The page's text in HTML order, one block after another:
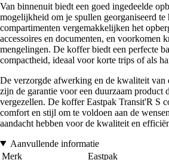
Van binnenuit biedt een goed ingedeelde
mogelijkheid om je spullen georganiseerd te
compartimenten vergemakkelijken het
accessoires en documenten, en voorkomen
mengelingen. De koffer biedt een perfecte
compactheid, ideaal voor korte trips of als
De verzorgde afwerking en de kwaliteit van
zijn de garantie voor een duurzaam product
vergezellen. De koffer Eastpak Transit'R S
comfort en stijl om te voldoen aan de
aandacht hebben voor de kwaliteit en
Aanvullende informatie
Merk
Eastpak